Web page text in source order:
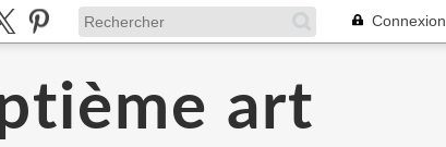
Connexion
art